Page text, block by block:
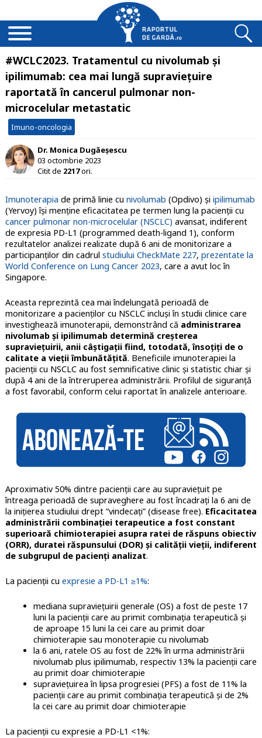
#WCLC2023. Tratamentul cu nivolumab şi
ipilimumab: cea mai lungă supraviețuire
raportată în cancerul pulmonar non-
microcelular metastatic
Imuno-oncologia
Dr. Monica Dugăeșescu
03 octombrie 2023
Citit de 2217ori.
Imunoterapia de primă linie cu nivolumab (Opdivo) şi ipilimumab
(Yervoy) îşi menţine eficacitatea pe termen lung la pacienţii cu
cancer pulmonar non-microcelular (NSCLC) avansat, indiferent
de expresia PD-L1 (programmed death-ligand 1), conform
rezultatelor analizei realizate după 6 ani de monitorizare a
participanţilor din cadrul studiului CheckMate 227, prezentate la
World Conference on Lung Cancer 2023, care a avut loc în
Singapore.
Aceasta reprezintă cea mai îndelungată perioadă de
monitorizare a pacienţilor cu NSCLC incluşi în studii clinice care
investighează imunoterapii, demonstrând că administrarea
nivolumab şi ipilimumab determină creșterea
supraviețuirii, anii câştigaţii fiind, totodată, însoţiţi de o
calitate a vieţii îmbunătăţită. Beneficiile imunoterapiei la
pacienţii cu NSCLC au fost semnificative clinic şi statistic chiar şi
după 4 ani de la întreruperea administrării. Profilul de siguranţă
a fost favorabil, conform celui raportat în analizele anterioare.
Aproximativ 50% dintre pacienţii care au supravieţuit pe
întreaga perioadă de supraveghere au fost încadraţi la 6 ani de
la iniţierea studiului drept “vindecaţi” (disease free). Eficacitatea
administrării combinaţiei terapeutice a fost constant
superioară chimioterapiei asupra ratei de răspuns obiectiv
(ORR), duratei răspunsului (DOR) şi calităţii vieţii, indiferent
de subgrupul de pacienţi analizat.
La pacienţii cu expresie a PD-L1 ≥1%:
mediana supravieţuirii generale (OS) a fost de peste 17
luni la pacienţii care au primit combinaţia terapeutică şi
de aproape 15 luni la cei care au primit doar
chimioterapie sau monoterapie cu nivolumab
la 6 ani, ratele OS au fost de 22% în urma administrării
nivolumab plus ipilimumab, respectiv 13% la pacienţii care
au primit doar chimioterapie
supravieţuirea în lipsa progresiei (PFS) a fost de 11% la
pacienţii care au primit combinaţia terapeutică şi de 2%
la cei care au primit doar chimioterapie
La pacienţii cu expresie a PD-L1 <1%: